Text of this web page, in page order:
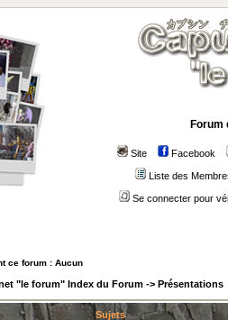
Forum
Site Facebook
Liste des
Se connecter pour
ce forum : Aucun
"le forum" Index du Forum -> Présentations
Sujets